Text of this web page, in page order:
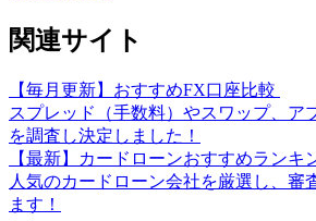
関連サイト
【毎月更新】おすすめFX口座比較
スプレッド（手数料）やスワップ、ア
を調査し決定しました！
【最新】カードローンおすすめランキ
人気のカードローン会社を厳選し、審
ます！